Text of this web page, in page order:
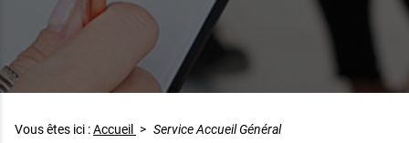
Vous êtes ici :Accueil > Service Accueil Général